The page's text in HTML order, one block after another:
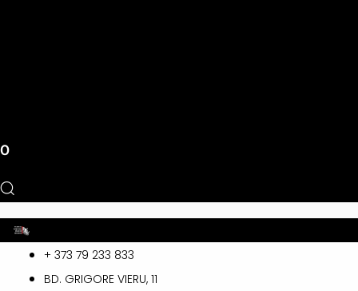
0
Toggle+ 373 79 233 833
BD. GRIGORE VIERU, 11